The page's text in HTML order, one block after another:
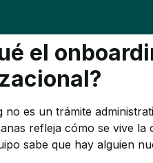
el
no es un trámite
refleja cómo se vive
sabe que hay alguien